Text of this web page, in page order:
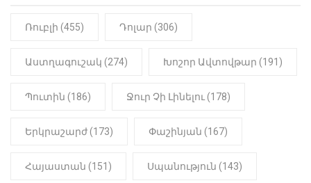
ԼՈՒՐԵՐ 19:15
կսահմանվի․ Հայտնի է՝ ովքեր են
օգտվելու դրանից
Ինչու է Վիվիեն Բաստաջյանը
նկարահանումների ընթացքում
(Տեսանյութ)
Ռուբլի (455) Դոլար (306)
Աստղագուշակ (274) Խոշոր Ավտովթար (191)
Պուտին (186) Ջուր Չի Լինելու (178)
Երկրաշարժ (173) Փաշինյան (167)
Հայաստան (151) Սպանություն (143)